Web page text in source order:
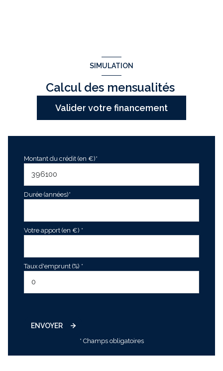
SIMULATION
Calcul des mensualités
Valider votre financement
Montant du crédit (en €)*
Durée (années)*
Votre apport (en €) *
Taux d'emprunt (%) *
ENVOYER
* Champs obligatoires